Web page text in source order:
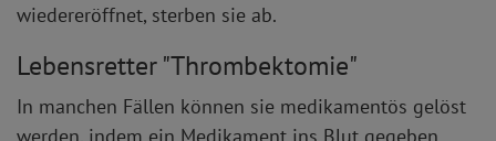
wiedereröffnet, sterben sie ab.
Lebensretter "Thrombektomie"
In manchen Fällen können sie medikamentös gelöst